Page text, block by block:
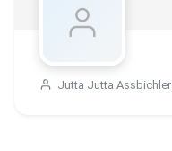
Jutta Jutta Assbichler